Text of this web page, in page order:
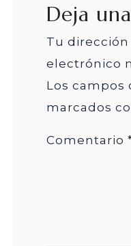
Deja
Tu
electrónico
Los campos
marcados
Comentario